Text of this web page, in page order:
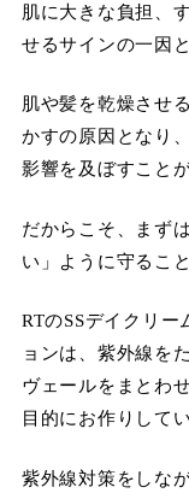
肌に大きな負担、
せるサインの一因
肌や髪を乾燥させ
かすの原因となり
影響を及ぼすこと
だからこそ、まず
い」ように守るこ
RTのSSデイクリ
ョンは、紫外線を
ヴェールをまとわ
目的にお作りして
紫外線対策をしな